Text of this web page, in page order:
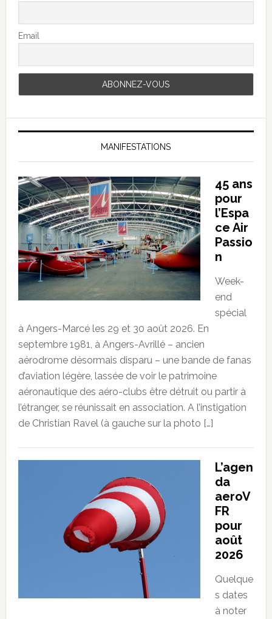
Email
MANIFESTATIONS
45 ans
pour
l’Espa
ce Air
Passio
n
Week-
end
spécial
à Angers-Marcé les 29 et 30 août 2026. En
septembre 1981, à Angers-Avrillé – ancien
aérodrome désormais disparu – une bande de fanas
d’aviation légère, lassée de voir le patrimoine
aéronautique des aéro-clubs être détruit ou partir à
l’étranger, se réunissait en association. A l’instigation
de Christian Ravel (à gauche sur la photo […]
L’agen
da
aeroV
FR
pour
août
2026
Quelque
s dates
à noter